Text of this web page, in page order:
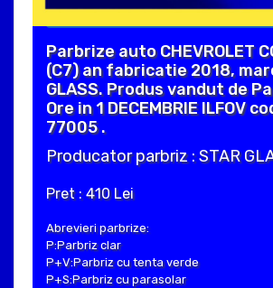
Parbrize auto CHEVROLET
(C7) an fabricatie 2018,
GLASS. Produs vandut de
Ore in 1 DECEMBRIE ILFOV
77005 .
Producator parbriz : STAR
Pret : 410 Lei
Abrevieri parbrize:
P:Parbriz clar
P+V:Parbriz cu tenta verde
P+S:Parbriz cu parasolar